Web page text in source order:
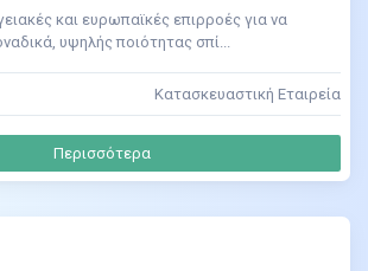
και ευρωπαϊκές επιρροές για να
υψηλής ποιότητας σπί...
Κατασκευαστική Εταιρεία
Περισσότερα